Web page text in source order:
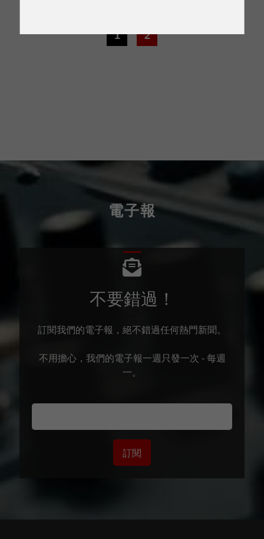
1 2
電子報
不要錯過！
訂閱我們的電子報，絕不錯過任何熱門新聞。
不用擔心，我們的電子報一週只發一次 - 每週
一。
訂閱